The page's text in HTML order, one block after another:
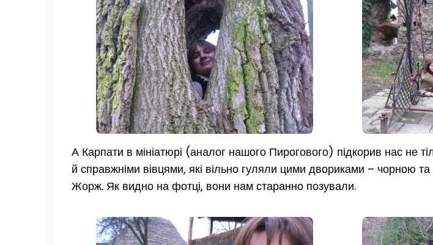
А Карпати в мініатюрі (аналог нашого Пирогового) підкорив нас не
й справжніми вівцями, які вільно гуляли цими двориками – чорною
Жорж. Як видно на фотці, вони нам старанно позували.